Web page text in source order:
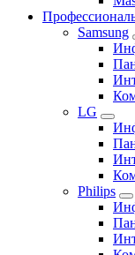
Samsung
LG
Philips